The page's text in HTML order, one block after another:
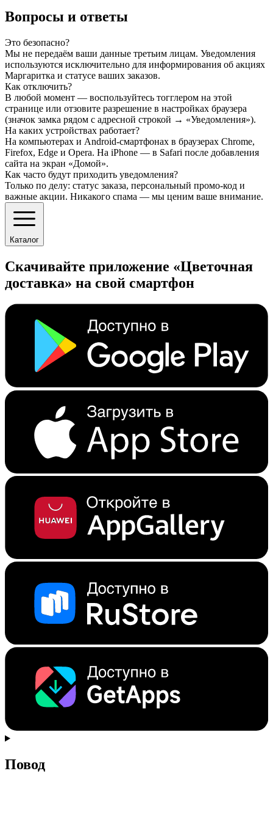
Вопросы и ответы
Это безопасно?
Мы не передаём ваши данные третьим лицам. Уведомления
используются исключительно для информирования об акциях
Маргаритка и статусе ваших заказов.
Как отключить?
В любой момент — воспользуйтесь тогглером на этой
странице или отзовите разрешение в настройках браузера
(значок замка рядом с адресной строкой → «Уведомления»).
На каких устройствах работает?
На компьютерах и Android-смартфонах в браузерах Chrome,
Firefox, Edge и Opera. На iPhone — в Safari после добавления
сайта на экран «Домой».
Как часто будут приходить уведомления?
Только по делу: статус заказа, персональный промо-код и
важные акции. Никакого спама — мы ценим ваше внимание.
Каталог
Скачивайте приложение «Цветочная
доставка» на свой смартфон
Повод